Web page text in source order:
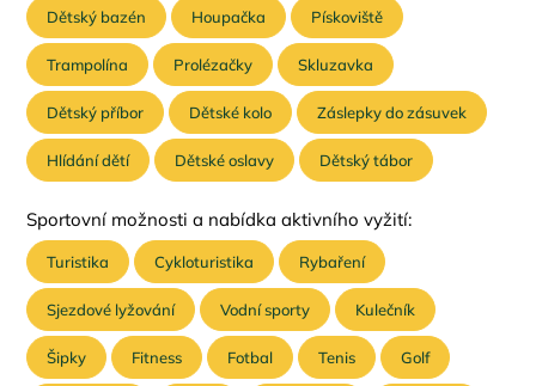
Dětský bazén Houpačka Pískoviště
Trampolína Prolézačky Skluzavka
Dětský příbor Dětské kolo Záslepky do zásuvek
Hlídání dětí Dětské oslavy Dětský tábor
Sportovní možnosti a nabídka aktivního vyžití:
Turistika Cykloturistika Rybaření
Sjezdové lyžování Vodní sporty Kulečník
Šipky Fitness Fotbal Tenis Golf